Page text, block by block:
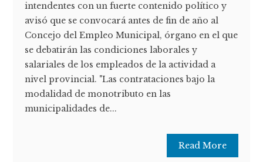
intendentes con un fuerte contenido político y
avisó que se convocará antes de fin de año al
Concejo del Empleo Municipal, órgano en el que
se debatirán las condiciones laborales y
salariales de los empleados de la actividad a
nivel provincial. "Las contrataciones bajo la
modalidad de monotributo en las
municipalidades de...
Read More